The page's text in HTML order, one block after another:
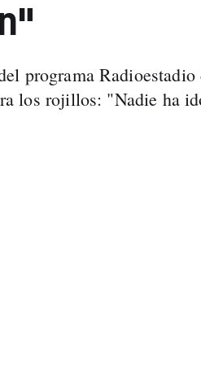
programa
los rojillos: "Nadie ha